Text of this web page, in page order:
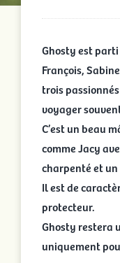
Ghosty est parti
François,
trois
voyager
C’est un beau
comme Jacy
charpenté et
Il est de
protecteur.
Ghosty restera
uniquement